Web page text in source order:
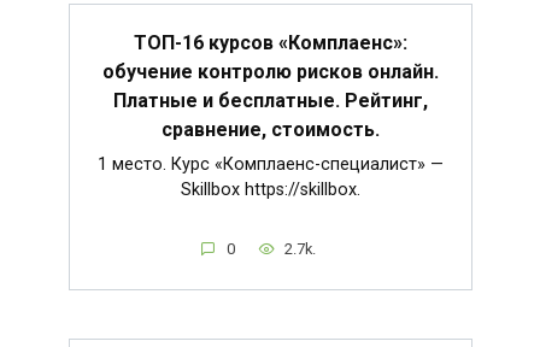
ТОП-16 курсов «Комплаенс»:
обучение контролю рисков онлайн.
Платные и бесплатные. Рейтинг,
сравнение, стоимость.
1 место. Курс «Комплаенс-специалист» —
Skillbox https://skillbox.
0 2.7k.